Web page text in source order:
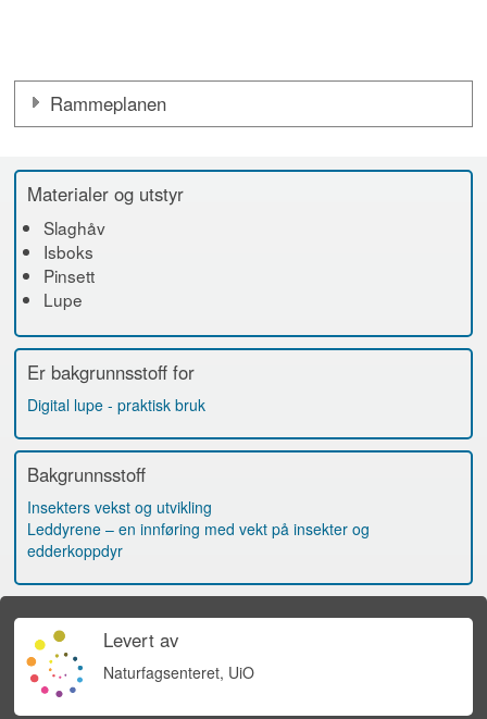
Rammeplanen
Materialer og utstyr
Slaghåv
Isboks
Pinsett
Lupe
Er bakgrunnsstoff for
Digital lupe - praktisk bruk
Bakgrunnsstoff
Insekters vekst og utvikling
Leddyrene – en innføring med vekt på insekter og
edderkoppdyr
Levert av
Naturfagsenteret, UiO